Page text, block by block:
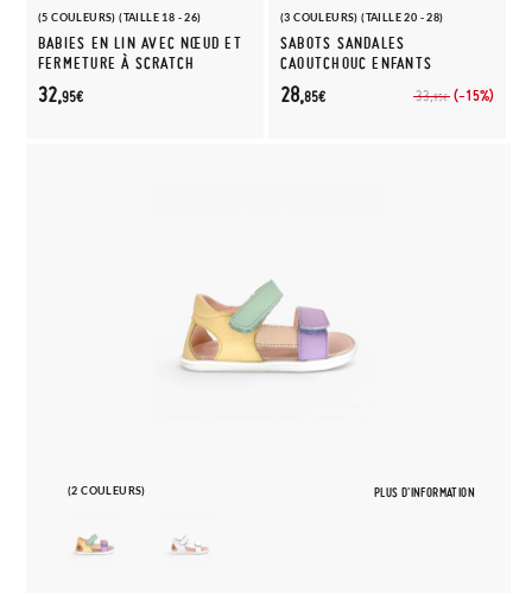
(5 COULEURS) (TAILLE 18 - 26)
BABIES EN LIN AVEC NŒUD ET
FERMETURE À SCRATCH
32,95€
(3 COULEURS) (TAILLE 20 - 28)
SABOTS SANDALES
CAOUTCHOUC ENFANTS
33,95€ (-15%)
28,85€
(2 COULEURS) PLUS D'INFORMATION